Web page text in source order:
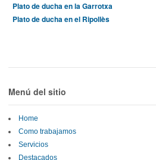
Plato de ducha en la Garrotxa
Plato de ducha en el Ripollès
Menú del sitio
Home
Como trabajamos
Servicios
Destacados